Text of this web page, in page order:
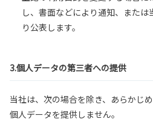
し、書面などにより通知、また
り公表します。
3.個人データの第三者への提供
当社は、次の場合を除き、あらかじ
個人データを提供しません。